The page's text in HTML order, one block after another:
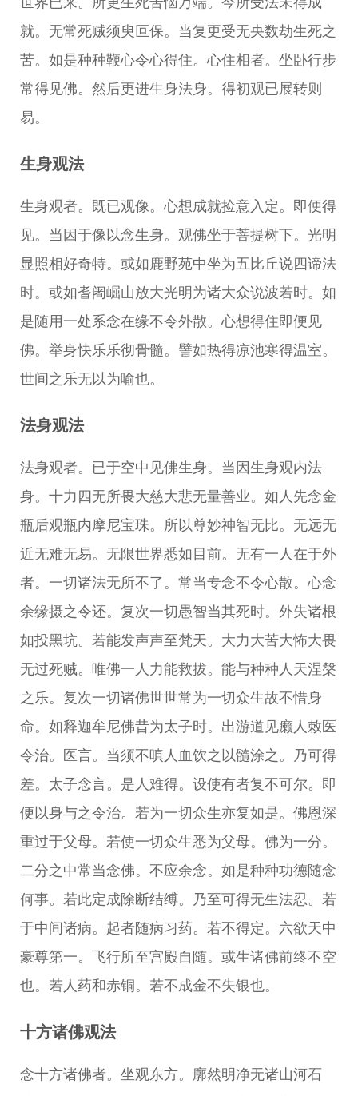
就。无常死贼须臾叵保。当复更受无央数劫生死之
苦。如是种种鞭心令心得住。心住相者。坐卧行步
常得见佛。然后更进生身法身。得初观已展转则
易。
生身观法
生身观者。既已观像。心想成就捡意入定。即便得
见。当因于像以念生身。观佛坐于菩提树下。光明
显照相好奇特。或如鹿野苑中坐为五比丘说四谛法
时。或如耆阇崛山放大光明为诸大众说波若时。如
是随用一处系念在缘不令外散。心想得住即便见
佛。举身快乐乐彻骨髓。譬如热得凉池寒得温室。
世间之乐无以为喻也。
法身观法
法身观者。已于空中见佛生身。当因生身观内法
身。十力四无所畏大慈大悲无量善业。如人先念金
瓶后观瓶内摩尼宝珠。所以尊妙神智无比。无远无
近无难无易。无限世界悉如目前。无有一人在于外
者。一切诸法无所不了。常当专念不令心散。心念
余缘摄之令还。复次一切愚智当其死时。外失诸根
如投黑坑。若能发声声至梵天。大力大苦大怖大畏
无过死贼。唯佛一人力能救拔。能与种种人天涅槃
之乐。复次一切诸佛世世常为一切众生故不惜身
命。如释迦牟尼佛昔为太子时。出游道见癞人敕医
令治。医言。当须不嗔人血饮之以髓涂之。乃可得
差。太子念言。是人难得。设使有者复不可尔。即
便以身与之令治。若为一切众生亦复如是。佛恩深
重过于父母。若使一切众生悉为父母。佛为一分。
二分之中常当念佛。不应余念。如是种种功德随念
何事。若此定成除断结缚。乃至可得无生法忍。若
于中间诸病。起者随病习药。若不得定。六欲天中
豪尊第一。飞行所至宫殿自随。或生诸佛前终不空
也。若人药和赤铜。若不成金不失银也。
十方诸佛观法
念十方诸佛者。坐观东方。廓然明净无诸山河石